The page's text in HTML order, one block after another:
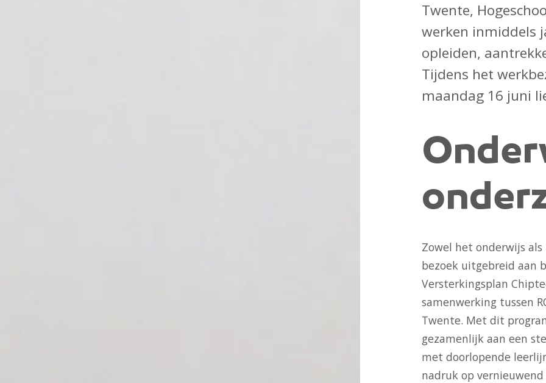
Twente,
werken inmiddels
opleiden,
Tijdens het
maandag 16 juni
Zowel het onderwijs
bezoek uitgebreid aan
Versterkingsplan
samenwerking tussen
Twente. Met dit
gezamenlijk aan een
met doorlopende
nadruk op